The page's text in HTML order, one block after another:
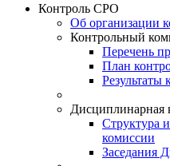
Контроль СРО
Об организации
Контрольный
Перечень
План
Результаты
Дисциплинарная
Структура
комиссии
Заседания